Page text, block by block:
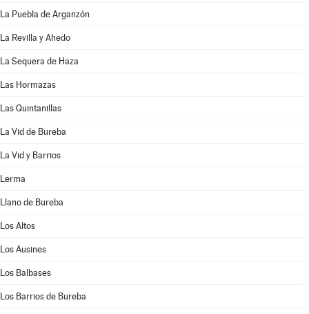
La Puebla de Arganzón
La Revilla y Ahedo
La Sequera de Haza
Las Hormazas
Las Quintanillas
La Vid de Bureba
La Vid y Barrios
Lerma
Llano de Bureba
Los Altos
Los Ausines
Los Balbases
Los Barrios de Bureba